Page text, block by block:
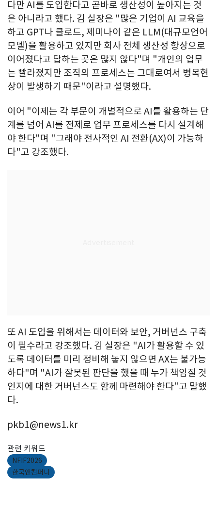
다만 AI를 도입한다고 곧바로 생산성이 높아지는 것
은 아니라고 했다. 김 실장은 "많은 기업이 AI 교육을
하고 GPT나 클로드, 제미나이 같은 LLM(대규모언어
모델)을 활용하고 있지만 회사 전체 생산성 향상으로
이어졌다고 답하는 곳은 많지 않다"며 "개인의 업무
는 빨라졌지만 조직의 프로세스는 그대로여서 병목현
상이 발생하기 때문"이라고 설명했다.
이어 "이제는 각 부문이 개별적으로 AI를 활용하는 단
계를 넘어 AI를 전제로 업무 프로세스를 다시 설계해
야 한다"며 "그래야 전사적인 AI 전환(AX)이 가능하
다"고 강조했다.
또 AI 도입을 위해서는 데이터와 보안, 거버넌스 구축
이 필수라고 강조했다. 김 실장은 "AI가 활용할 수 있
도록 데이터를 미리 정비해 놓지 않으면 AX는 불가능
하다"며 "AI가 잘못된 판단을 했을 때 누가 책임질 것
인지에 대한 거버넌스도 함께 마련해야 한다"고 말했
다.
pkb1@news1.kr
관련 키워드
NFIF2026
한국앤컴퍼니